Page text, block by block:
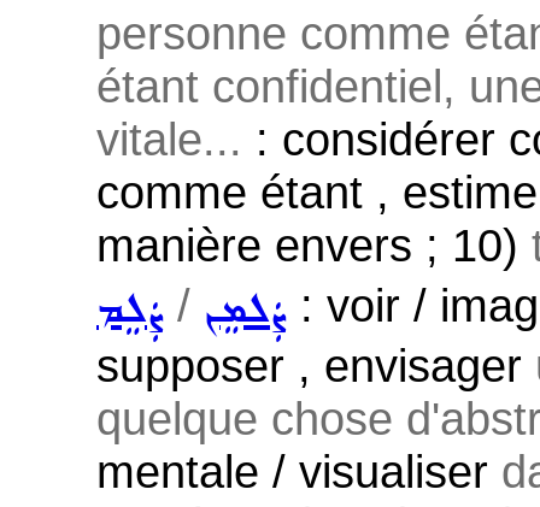
personne comme
étant confidentiel,
vitale... : considérer
comme étant ,
manière envers ; 10)
ܨܲܠܸܡ / ܨܲܠܡܸܢ : voir /
supposer , envisager
quelque chose
mentale / visualiser